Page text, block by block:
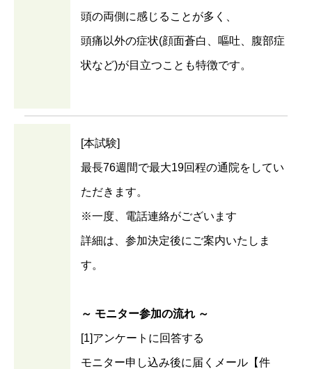
頭の両側に感じることが多く、
頭痛以外の症状(顔面蒼白、嘔吐、腹部症
状など)が目立つことも特徴です。
[本試験]
最長76週間で最大19回程の通院をしてい
ただきます。
※一度、電話連絡がございます
詳細は、参加決定後にご案内いたしま
す。
～ モニター参加の流れ ～
[1]アンケートに回答する
モニター申し込み後に届くメール【件